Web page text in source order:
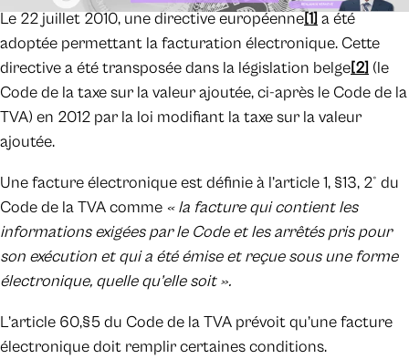
Le 22 juillet 2010, une directive européenne[1] a été
adoptée permettant la facturation électronique. Cette
directive a été transposée dans la législation belge[2] (le
Code de la taxe sur la valeur ajoutée, ci-après le Code de la
TVA) en 2012 par la loi modifiant la taxe sur la valeur
ajoutée.
Une facture électronique est définie à l’article 1, §13, 2° du
Code de la TVA comme « la facture qui contient les
informations exigées par le Code et les arrêtés pris pour
son exécution et qui a été émise et reçue sous une forme
électronique, quelle qu’elle soit ».
L’article 60,§5 du Code de la TVA prévoit qu’une facture
électronique doit remplir certaines conditions.